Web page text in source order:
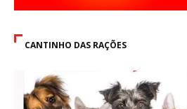
CANTINHO DAS RAÇÕES